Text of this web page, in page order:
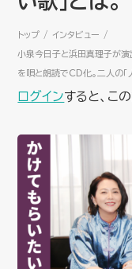
トップ インタビュー
小泉今日子と浜田真理子が演出
を唄と朗読でCD化。二人の「
ログインすると、こ